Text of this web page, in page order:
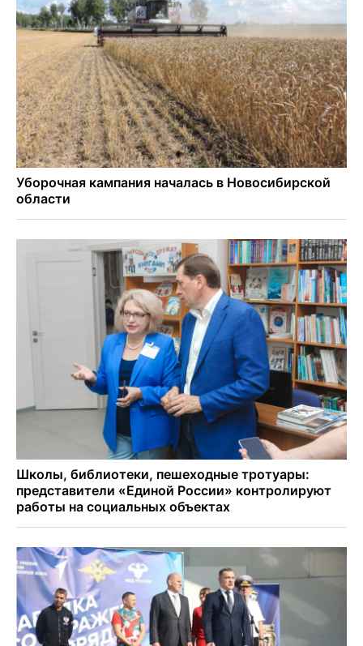
Новосибирские хирурги спасли сердце восьмиклассницы
с донорским клапаном